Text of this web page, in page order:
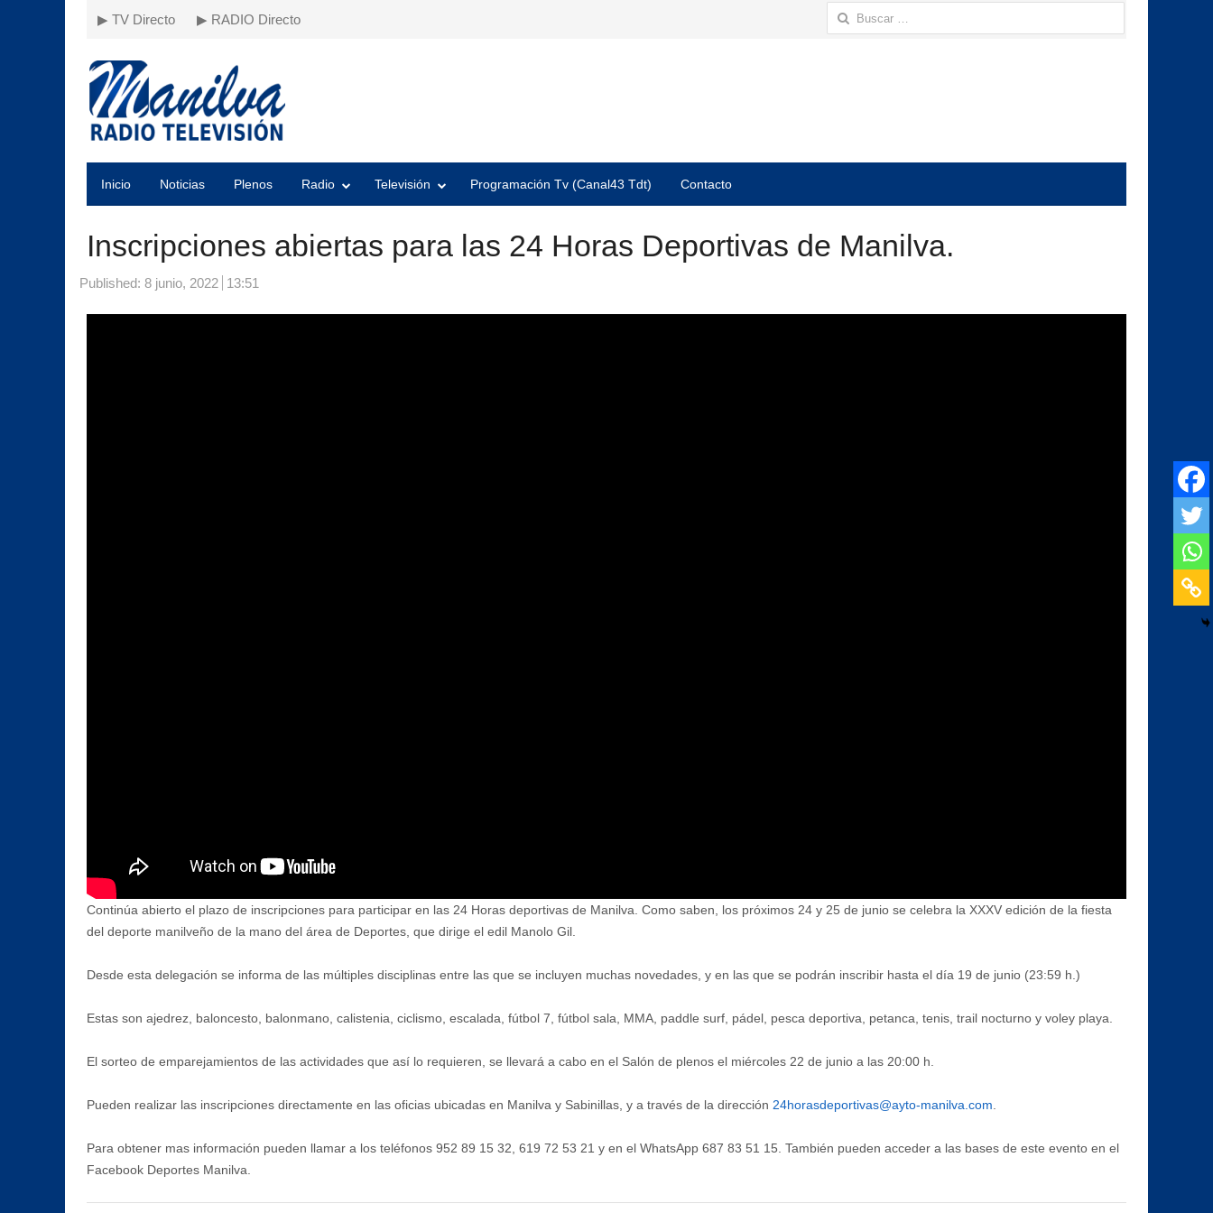
▶ TV Directo ▶ RADIO Directo Buscar:
Inicio Noticias Plenos Radio Televisión Programación Tv (Canal43 Tdt) Contacto
Inscripciones abiertas para las 24 Horas Deportivas de Manilva.
Published: 8 junio, 2022 13:51
Continúa abierto el plazo de inscripciones para participar en las 24 Horas deportivas de Manilva. Como saben, los próximos 24 y 25 de junio se celebra la XXXV edición de la fiesta
del deporte manilveño de la mano del área de Deportes, que dirige el edil Manolo Gil.
Desde esta delegación se informa de las múltiples disciplinas entre las que se incluyen muchas novedades, y en las que se podrán inscribir hasta el día 19 de junio (23:59 h.)
Estas son ajedrez, baloncesto, balonmano, calistenia, ciclismo, escalada, fútbol 7, fútbol sala, MMA, paddle surf, pádel, pesca deportiva, petanca, tenis, trail nocturno y voley playa.
El sorteo de emparejamientos de las actividades que así lo requieren, se llevará a cabo en el Salón de plenos el miércoles 22 de junio a las 20:00 h.
Pueden realizar las inscripciones directamente en las oficias ubicadas en Manilva y Sabinillas, y a través de la dirección 24horasdeportivas@ayto-manilva.com
Para obtener mas información pueden llamar a los teléfonos 952 89 15 32, 619 72 53 21 y en el WhatsApp 687 83 51 15. También pueden acceder a las bases de este evento en el
Facebook Deportes Manilva.